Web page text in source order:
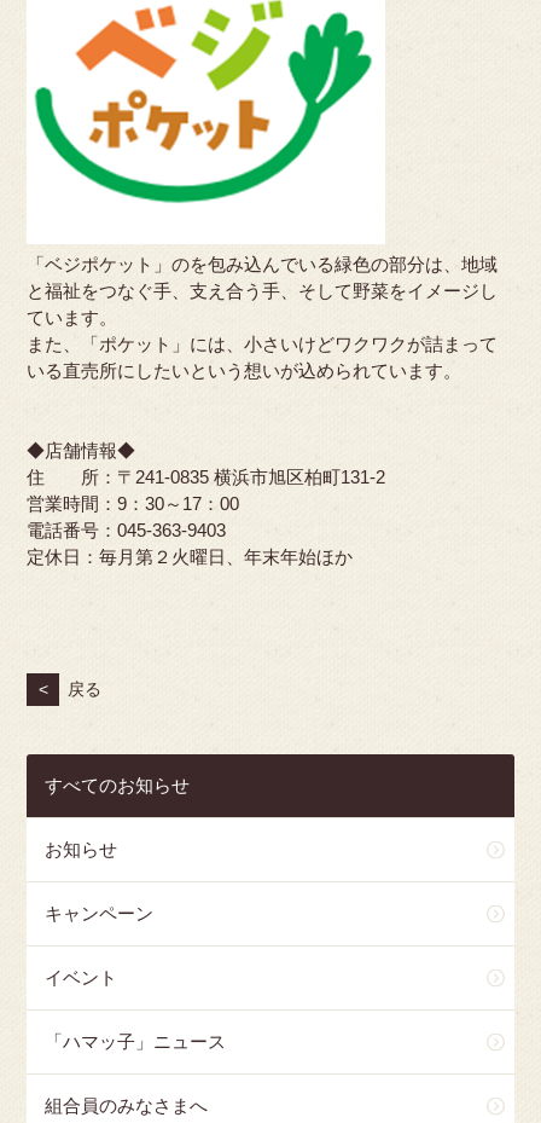
「ベジポケット」のを包み込んでいる緑色の部分は、地域
と福祉をつなぐ手、支え合う手、そして野菜をイメージし
ています。
また、「ポケット」には、小さいけどワクワクが詰まって
いる直売所にしたいという想いが込められています。
◆店舗情報◆
住 所：〒241-0835 横浜市旭区柏町131-2
営業時間：9：30～17：00
電話番号：045-363-9403
定休日：毎月第２火曜日、年末年始ほか
< 戻る
すべてのお知らせ
お知らせ
キャンペーン
イベント
「ハマッ子」ニュース
組合員のみなさまへ